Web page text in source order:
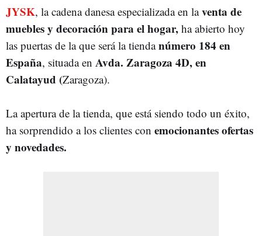
JYSK, la cadena danesa especializada en laventa de
muebles y decoración para el hogar, ha abierto hoy
las puertas de la que será la tiendanúmero 184 en
España, situada en Avda. Zaragoza 4D, en
Calatayud (Zaragoza).
La apertura de la tienda, que está siendo todo un éxito,
ha sorprendido a los clientes con emocionantes ofertas
y novedades.